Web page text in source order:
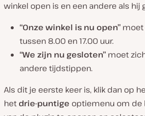
winkel open is en een andere als hij
“Onze winkel is nu open” moet
tussen 8.00 en 17.00 uur.
“We zijn nu gesloten” moet
andere tijdstippen.
Als dit je eerste keer is, klik dan op
het drie-puntige optiemenu om de